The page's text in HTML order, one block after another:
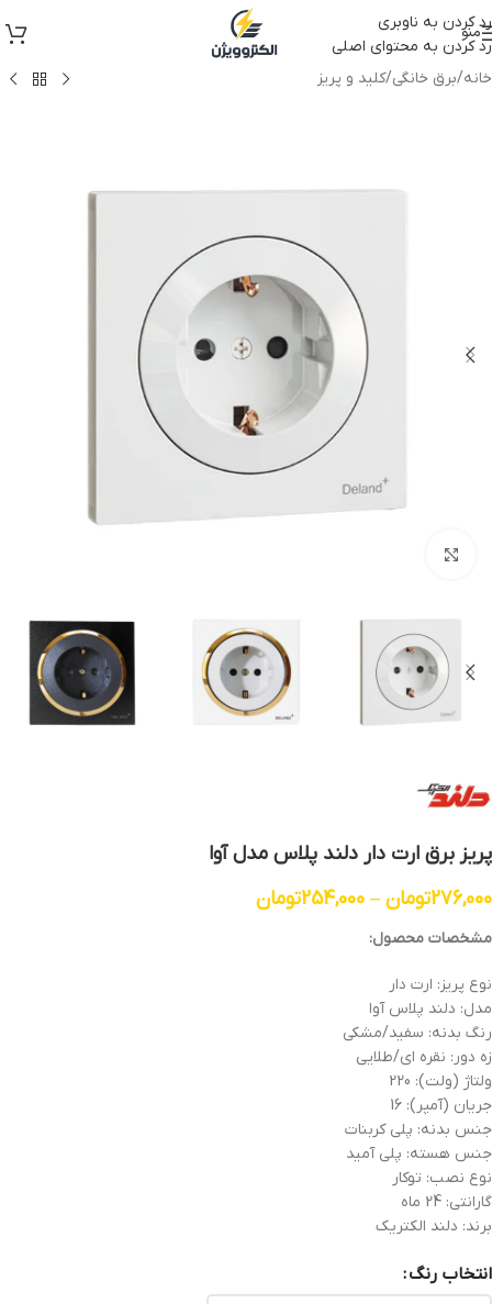
رد کردن به ناوبری
رد کردن به محتوای اصلی
منو
خانه/برق خانگی/کلید و پریز
پریز برق ارت دار دلند پلاس مدل آوا
276,000تومان –
254,000تومان
مشخصات محصول:
نوع پریز: ارت دار
مدل: دلند پلاس آوا
رنگ بدنه: سفید/مشکی
زه دور: نقره ای/طلایی
ولتاژ (ولت): 220
جریان (آمپر): 16
جنس بدنه: پلی کربنات
جنس هسته: پلی آمید
نوع نصب: توکار
گارانتی: 24 ماه
برند: دلند الکتریک
انتخاب رنگ